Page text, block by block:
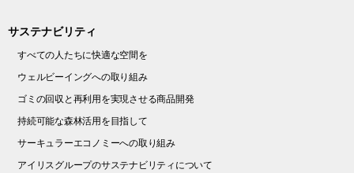
サステナビリティ
すべての人たちに快適な空間を
ウェルビーイングへの取り組み
ゴミの回収と再利用を実現させる商品開発
持続可能な森林活用を目指して
サーキュラーエコノミーへの取り組み
アイリスグループのサステナビリティについて